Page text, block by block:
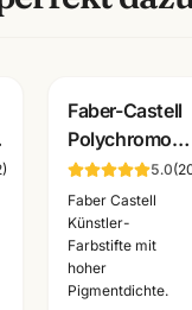
)
Faber-Castell
Polychromos
· Einzelstift
alle Farben ·
Mannheim
5.0(
Faber Castell
Künstler-
Farbstifte mit
hoher
Pigmentdichte.